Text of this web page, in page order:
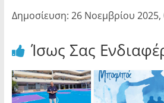
Δημοσίευση: 26 Νοεμβρίου 2025,
Ίσως Σας